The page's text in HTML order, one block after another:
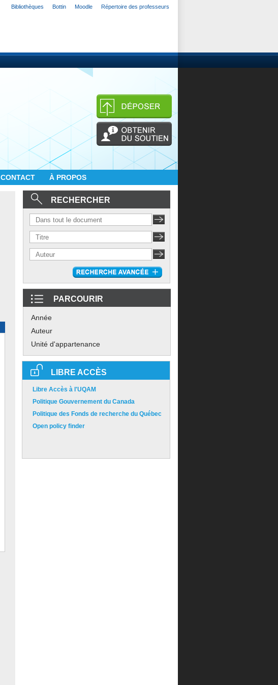
Bibliothèques Bottin Moodle Répertoire des professeurs
CONTACT À PROPOS
RECHERCHER
PARCOURIR
Année
Auteur
Unité d'appartenance
LIBRE ACCÈS
Libre Accès à l'UQAM
Politique Gouvernement du Canada
Politique des Fonds de recherche du Québec
Open policy finder